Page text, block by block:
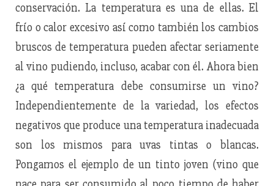
conservación. La temperatura es una de ellas. El
frío o calor excesivo así como también los cambios
bruscos de temperatura pueden afectar seriamente
al vino pudiendo, incluso, acabar con él. Ahora bien
¿a qué temperatura debe consumirse un vino?
Independientemente de la variedad, los efectos
negativos que produce una temperatura inadecuada
son los mismos para uvas tintas o blancas.
Pongamos el ejemplo de un tinto joven (vino que